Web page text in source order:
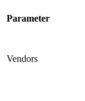
Parameter
Vendors